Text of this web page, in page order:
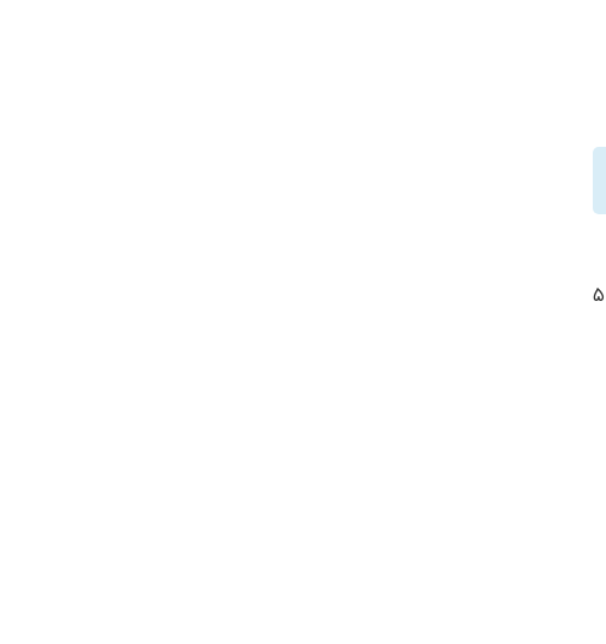
این پروژه‌ها دارای ارزش بیش از ۱ میلیارد دلار، زمان مناسبی است که نگاهی به چشم‌انداز Solana بیندازیم و با دقت ۵